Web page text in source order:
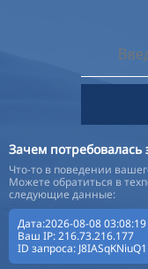
Зачем потребовалась
Что-то в поведении
Можете обратиться в
следующие данные:
Дата:2026-08-08
Ваш IP:216.73.216.177
ID запроса: J8IASqKNiuQ1